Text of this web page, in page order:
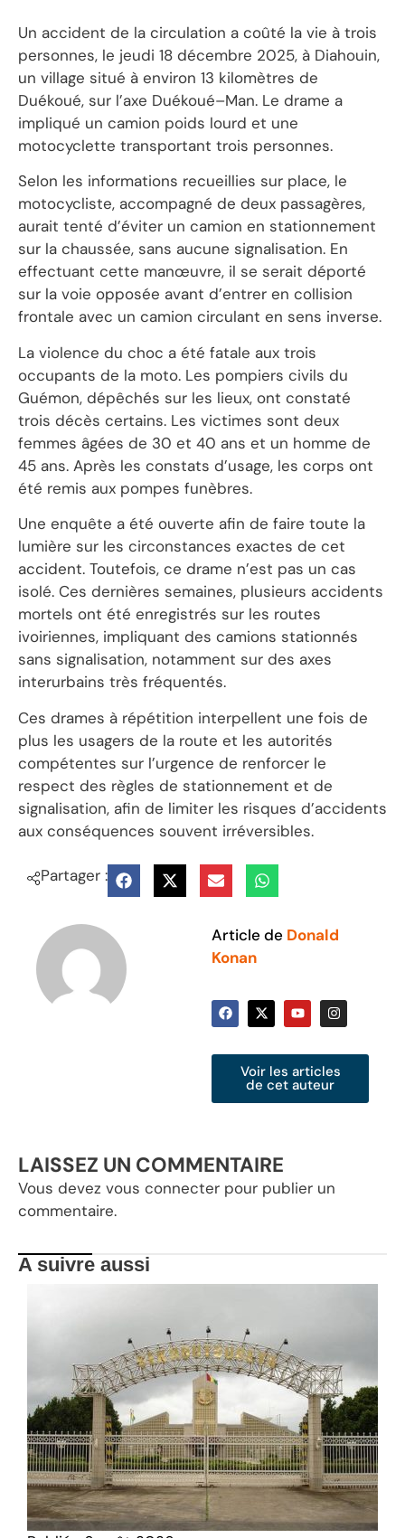
Un accident de la circulation a coûté la vie à trois
personnes, le jeudi 18 décembre 2025, à Diahouin,
un village situé à environ 13 kilomètres de
Duékoué, sur l’axe Duékoué–Man. Le drame a
impliqué un camion poids lourd et une
motocyclette transportant trois personnes.
Selon les informations recueillies sur place, le
motocycliste, accompagné de deux passagères,
aurait tenté d’éviter un camion en stationnement
sur la chaussée, sans aucune signalisation. En
effectuant cette manœuvre, il se serait déporté
sur la voie opposée avant d’entrer en collision
frontale avec un camion circulant en sens inverse.
La violence du choc a été fatale aux trois
occupants de la moto. Les pompiers civils du
Guémon, dépêchés sur les lieux, ont constaté
trois décès certains. Les victimes sont deux
femmes âgées de 30 et 40 ans et un homme de
45 ans. Après les constats d’usage, les corps ont
été remis aux pompes funèbres.
Une enquête a été ouverte afin de faire toute la
lumière sur les circonstances exactes de cet
accident. Toutefois, ce drame n’est pas un cas
isolé. Ces dernières semaines, plusieurs accidents
mortels ont été enregistrés sur les routes
ivoiriennes, impliquant des camions stationnés
sans signalisation, notamment sur des axes
interurbains très fréquentés.
Ces drames à répétition interpellent une fois de
plus les usagers de la route et les autorités
compétentes sur l’urgence de renforcer le
respect des règles de stationnement et de
signalisation, afin de limiter les risques d’accidents
aux conséquences souvent irréversibles.
Partager :
Article de Donald
Konan
Voir les articles
de cet auteur
LAISSEZ UN COMMENTAIRE
Vous devez vous connecter pour publier un
commentaire.
A suivre aussi